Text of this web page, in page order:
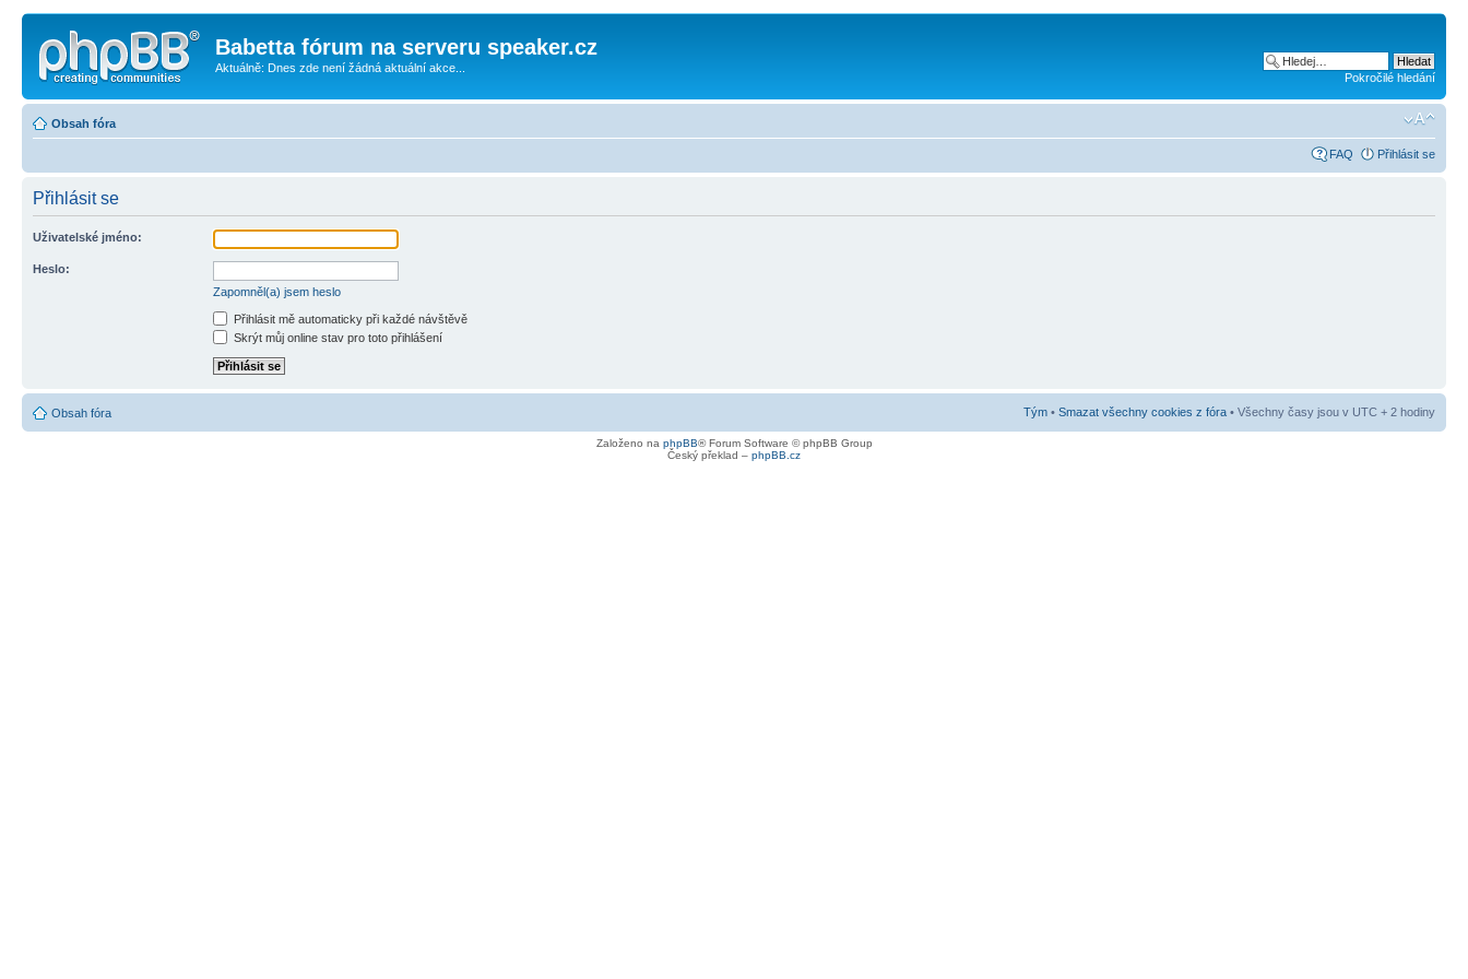
Babetta fórum na serveru speaker.cz
Aktuálně: Dnes zde není žádná aktuální akce...
Pokročilé hledání
Obsah fóra
FAQ Přihlásit se
Přihlásit se
Uživatelské jméno:
Heslo:
Zapomněl(a) jsem heslo
Přihlásit mě automaticky při každé návštěvě
Skrýt můj online stav pro toto přihlášení
Obsah fóra Tým • Smazat všechny cookies z fóra • Všechny časy jsou v UTC + 2 hodiny
Založeno na phpBB® Forum Software © phpBB Group
Český překlad – phpBB.cz